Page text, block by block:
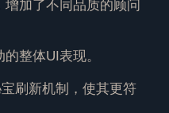
加了不同品质的顾问
整体UI表现。
刷新机制，使其更符